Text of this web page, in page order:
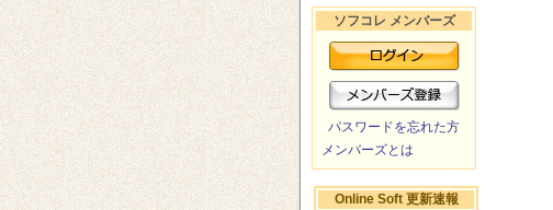
ソフコレ メンバーズ
パスワードを忘れた方
メンバーズとは
Online Soft 更新速報